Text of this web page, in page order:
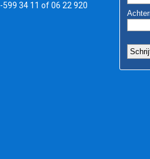
599 34 11 of 06 22 920